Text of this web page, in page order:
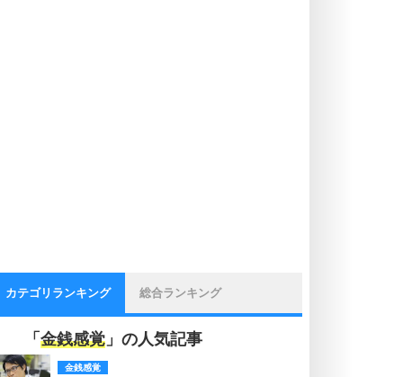
カテゴリランキング 総合ランキング
「 金銭感覚 」の人気記事
金銭感覚